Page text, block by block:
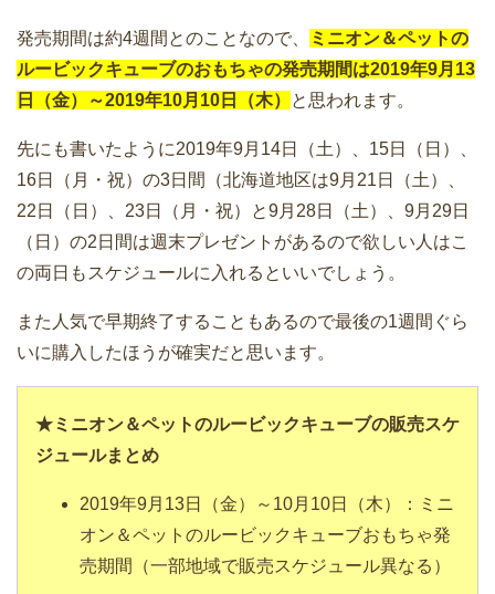
発売期間は約4週間とのことなので、
ミニオン＆ペットの
ルービックキューブのおもちゃの発売期間は2019年9月13
日（金）～2019年10月10日（木）
と思われます。
先にも書いたように2019年9月14日（土）、15日（日）、
16日（月・祝）の3日間（北海道地区は9月21日（土）、
22日（日）、23日（月・祝）と9月28日（土）、9月29日
（日）の2日間は週末プレゼントがあるので欲しい人はこ
の両日もスケジュールに入れるといいでしょう。
また人気で早期終了することもあるので最後の1週間ぐら
いに購入したほうが確実だと思います。
★ミニオン＆ペットのルービックキューブの販売スケ
ジュールまとめ
2019年9月13日（金）～10月10日（木）：ミニ
オン＆ペットのルービックキューブおもちゃ発
売期間（一部地域で販売スケジュール異なる）